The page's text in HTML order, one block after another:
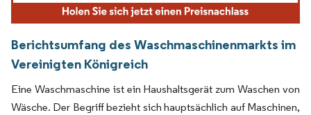
Berichtsumfang des Waschmaschinenmarkts im
Vereinigten Königreich
Eine Waschmaschine ist ein Haushaltsgerät zum Waschen von
Wäsche. Der Begriff bezieht sich hauptsächlich auf Maschinen,